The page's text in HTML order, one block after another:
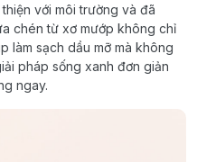
với môi trường và đã
chén từ xơ mướp không chỉ
làm sạch dầu mỡ mà không
pháp sống xanh đơn giản
ngay.